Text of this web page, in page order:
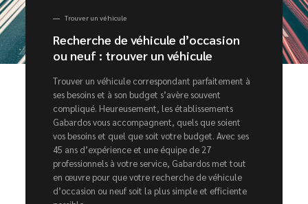
Trouver un véhicule
Recherche de véhicule d’occasion
ou neuf : trouver un véhicule
Trouver un véhicule correspondant parfaitement à
ses besoins et à son budget s’avère souvent
compliqué. Heureusement, les établissements
Gabardos vous accompagnent, quels que soient
vos besoins et quel que soit votre budget. Avec ses
45 ans d’expérience et une équipe de 27
professionnels à votre service, Gabardos met tout
en œuvre pour que votre recherche de véhicule
d’occasion ou neuf soit la plus simple et efficiente